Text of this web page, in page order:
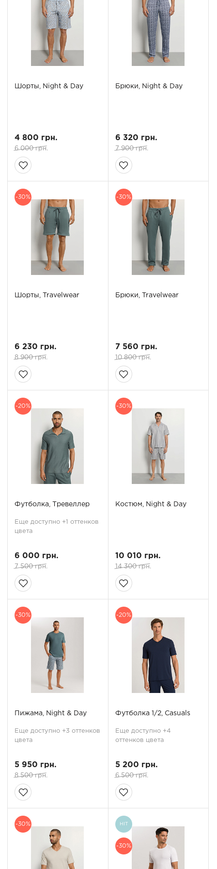
Шорты, Night & Day
4 800 грн.
6 000 грн.
Брюки, Night & Day
6 320 грн.
7 900 грн.
-30%
Шорты, Travelwear
6 230 грн.
8 900 грн.
-30%
Брюки, Travelwear
7 560 грн.
10 800 грн.
-20%
Футболка, Тревеллер
Еще доступно +1 оттенков
цвета
6 000 грн.
7 500 грн.
-30%
Костюм, Night & Day
10 010 грн.
14 300 грн.
-30%
Пижама, Night & Day
Еще доступно +3 оттенков
цвета
5 950 грн.
8 500 грн.
-20%
Футболка 1/2, Casuals
Еще доступно +4
оттенков цвета
5 200 грн.
6 500 грн.
-30% HIT
-30%